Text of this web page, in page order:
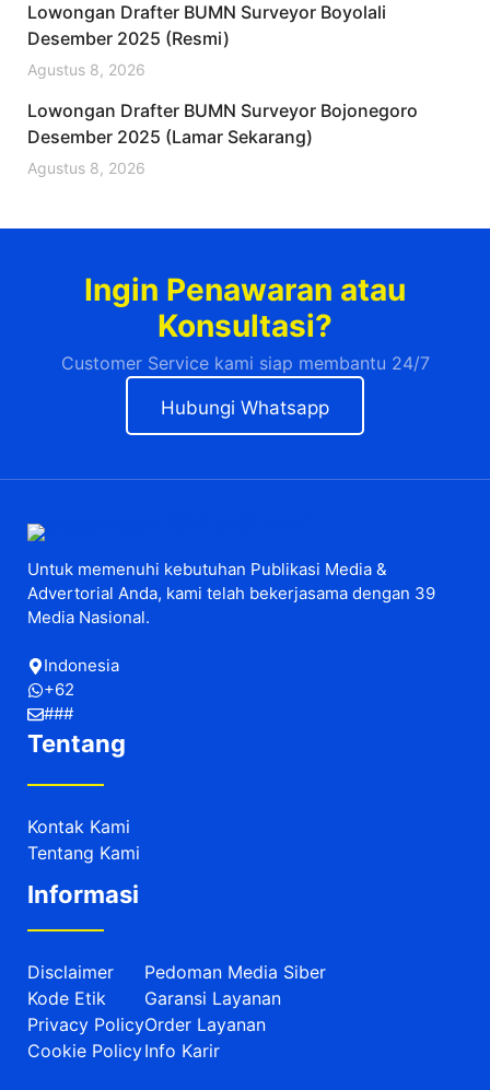
Lowongan Drafter BUMN Surveyor Boyolali
Desember 2025 (Resmi)
Agustus 8, 2026
Lowongan Drafter BUMN Surveyor Bojonegoro
Desember 2025 (Lamar Sekarang)
Agustus 8, 2026
Ingin Penawaran atau
Konsultasi?
Customer Service kami siap membantu 24/7
Hubungi Whatsapp
Untuk memenuhi kebutuhan Publikasi Media &
Advertorial Anda, kami telah bekerjasama dengan 39
Media Nasional.
Indonesia
+62
###
Tentang
Kontak Kami
Tentang Kami
Informasi
Disclaimer
Kode Etik
Privacy Policy
Cookie Policy
Pedoman Media Siber
Garansi Layanan
Order Layanan
Info Karir